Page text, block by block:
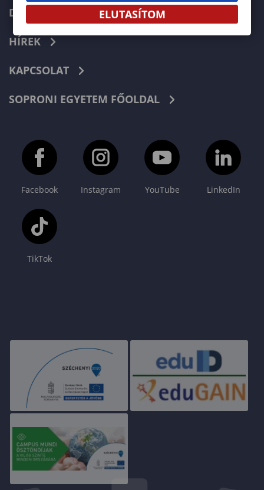
DOKUMENTUMOK
HÍREK
KAPCSOLAT
SOPRONI EGYETEM FŐOLDAL
Facebook Instagram YouTube LinkedIn
TikTok
ELUTASÍTOM